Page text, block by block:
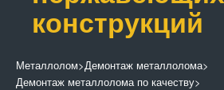
конструкций
Металлолом>Демонтаж металлолома>
Демонтаж металлолома по качеству>